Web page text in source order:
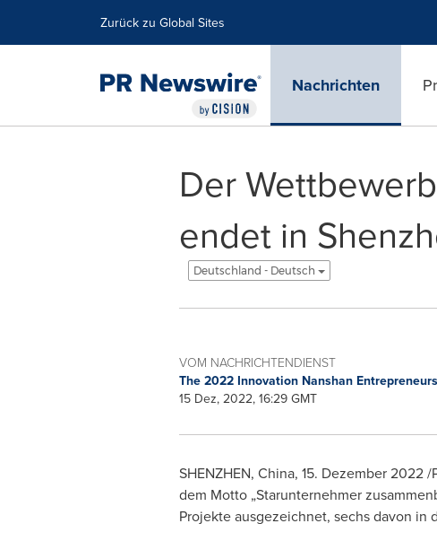
Zurück zu Global Sites
Nachrichten
Der
endet in
Deutschland - Deutsch
VOM NACHRICHTENDIENST
The 2022 Innovation Nanshan
15 Dez, 2022, 16:29 GMT
SHENZHEN, China, 15. Dezember 2022/
dem Motto „Starunternehmer
Projekte ausgezeichnet, sechs davon in